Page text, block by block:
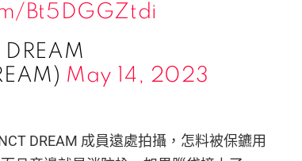
Bt5DGGZtdi
May 14, 2023
DREAM 成員遠處拍攝，怎料被保鑣用